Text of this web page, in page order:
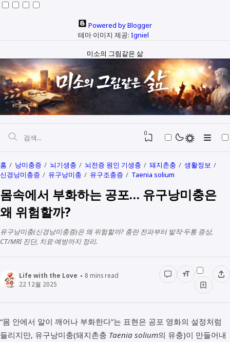
Powered by Blogger
테마 이미지 제공:Igniel
미소의 그림같은 삶
자본과 예산
정치와행정
다문화
경영경제
SEO
전래동화
책리뷰
0
홈 낭미충증 뇌기생충 뇌전증 원인 기생충 돼지촌충
생활정보
신경낭미충증
유구낭미충 유구조충증 Taenia solium
몸속에서 부화하는 공포… 유구낭미충은
왜 위험할까?
유구낭미충(신경낭미충증)은 왜 위험할까? 충란 전파부터 발작·두통 증상,
CT/MRI 진단, 치료·예방까지 정리.
Life with the Love 8 mins read
22 12월 2025
“몸 안에서 알이 깨어나 부화한다”는 표현은 공포 영화의 설정처럼
들리지만, 유구낭미충(돼지촌충 Taenia solium의 유충)이 만들어내